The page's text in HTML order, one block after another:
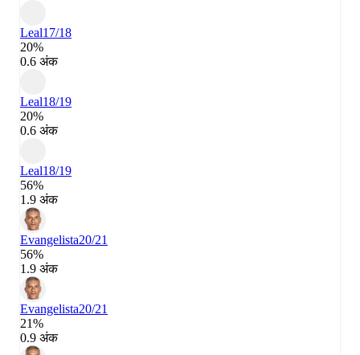
Leal17/18
20%
0.6 अंक
Leal18/19
20%
0.6 अंक
Leal18/19
56%
1.9 अंक
Evangelista20/21
56%
1.9 अंक
Evangelista20/21
21%
0.9 अंक